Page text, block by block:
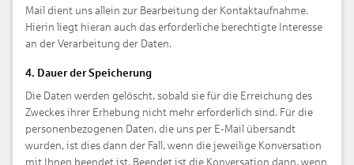
Mail dient uns allein zur Bearbeitung der Kontaktaufnahme.
Hierin liegt hieran auch das erforderliche berechtigte Interesse
an der Verarbeitung der Daten.
4. Dauer der Speicherung
Die Daten werden gelöscht, sobald sie für die Erreichung des
Zweckes ihrer Erhebung nicht mehr erforderlich sind. Für die
personenbezogenen Daten, die uns per E-Mail übersandt
wurden, ist dies dann der Fall, wenn die jeweilige Konversation
mit Ihnen beendet ist. Beendet ist die Konversation dann, wenn